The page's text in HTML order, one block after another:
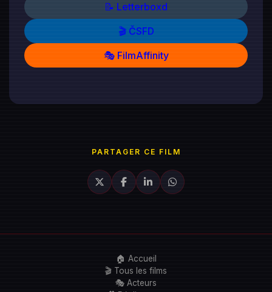
📝 Letterboxd
🎬 ČSFD
🎭 FilmAffinity
PARTAGER CE FILM
🏠 Accueil
🎬 Tous les films
🎭 Acteurs